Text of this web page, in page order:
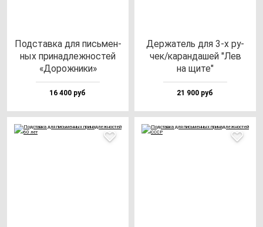
Под­став­ка для пись­мен­
ных при­над­леж­нос­тей
«Дорож­ни­ки»
16 400 руб
Дер­жа­тель для 3-х ру­
чек/ка­ран­да­шей "Лев
на щи­те"
21 900 руб